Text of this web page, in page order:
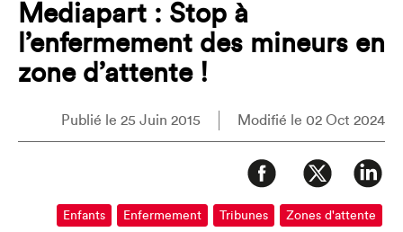
Mediapart : Stop à
l’enfermement des mineurs en
zone d’attente !
Publié le 25 Juin 2015 Modifié le 02 Oct 2024
Enfants Enfermement Tribunes Zones d'attente